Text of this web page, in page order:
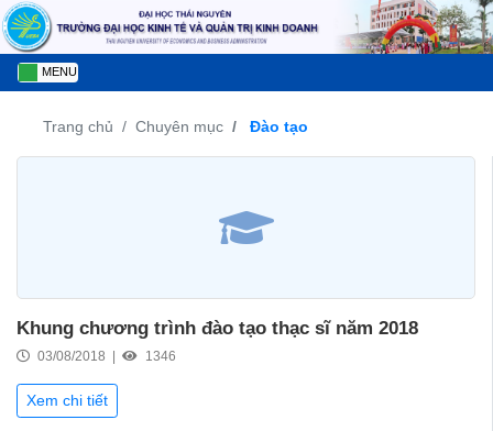
MENU
Trang chủ Chuyên mục Đào tạo
Khung chương trình đào tạo thạc sĩ năm 2018
03/08/2018 | 1346
Xem chi tiết